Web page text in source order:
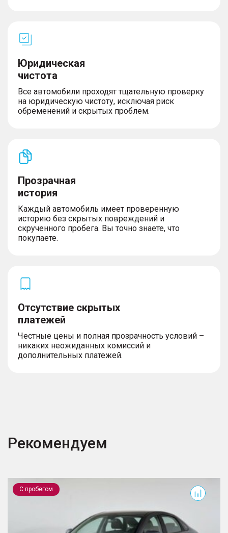
Юридическая
чистота
Все автомобили проходят тщательную проверку
на юридическую чистоту, исключая риск
обременений и скрытых проблем.
Прозрачная
история
Каждый автомобиль имеет проверенную
историю без скрытых повреждений и
скрученного пробега. Вы точно знаете, что
покупаете.
Отсутствие скрытых
платежей
Честные цены и полная прозрачность условий –
никаких неожиданных комиссий и
дополнительных платежей.
Рекомендуем
С пробегом
Vesta